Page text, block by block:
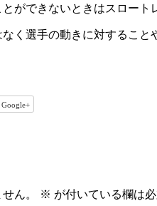
ができないときはスロート
く選手の動きに対するこ
Google+
ん。 ※ が付いている欄は